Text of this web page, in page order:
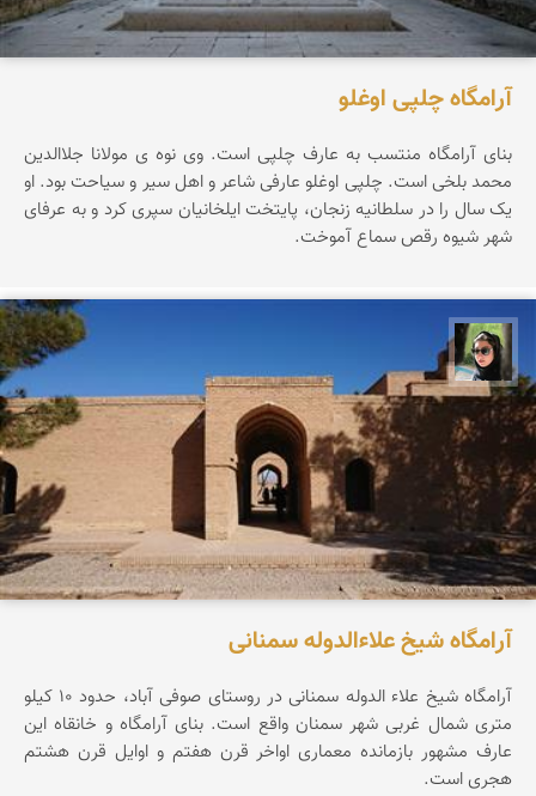
آرامگاه چلپی اوغلو
بنای آرامگاه منتسب به عارف چلپی است. وی نوه ی مولانا جلاالدین
محمد بلخی است. چلپی اوغلو عارفی شاعر و اهل سیر و سیاحت بود. او
یک سال را در سلطانیه زنجان، پایتخت ایلخانیان سپری کرد و به عرفای
شهر شیوه رقص سماع آموخت.
سپیده اصلان
آرامگاه شیخ علاءالدوله سمنانی
آرامگاه شیخ علاء الدوله سمنانی در روستای صوفی آباد، حدود ۱۰ کیلو
متری شمال غربی شهر سمنان واقع است. بنای آرامگاه و خانقاه این
عارف مشهور بازمانده معماری اواخر قرن هفتم و اوایل قرن هشتم
هجری است.